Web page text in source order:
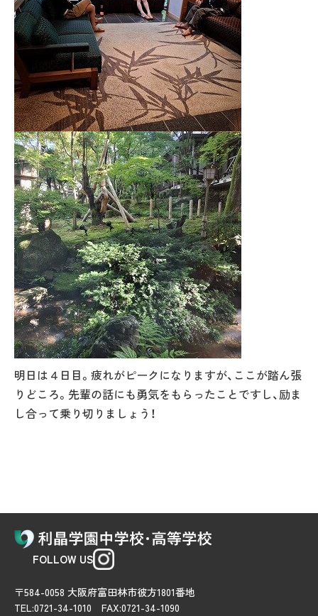
明日は４日目。疲れがピークになりますが、ここが踏ん張
りどころ。先輩の話にも勇気をもらったことですし、励ま
し合って乗り切りましょう！
FOLLOW US
〒584-0058 大阪府富田林市彼方1801番地
TEL:0721-34-1010 FAX:0721-34-1090